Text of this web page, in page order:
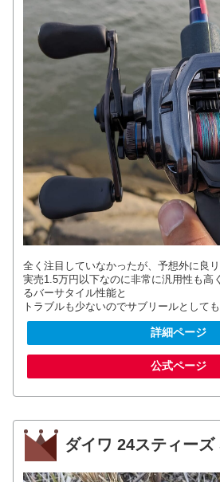
全く注目していなかったが、予想外に良
実売1.5万円以下なのに非常に汎用性も高
るバーサタイル性能と
トラブルも少ないのでサブリールとしても
詳細ページ
公式ページ
ダイワ 24スティーズ